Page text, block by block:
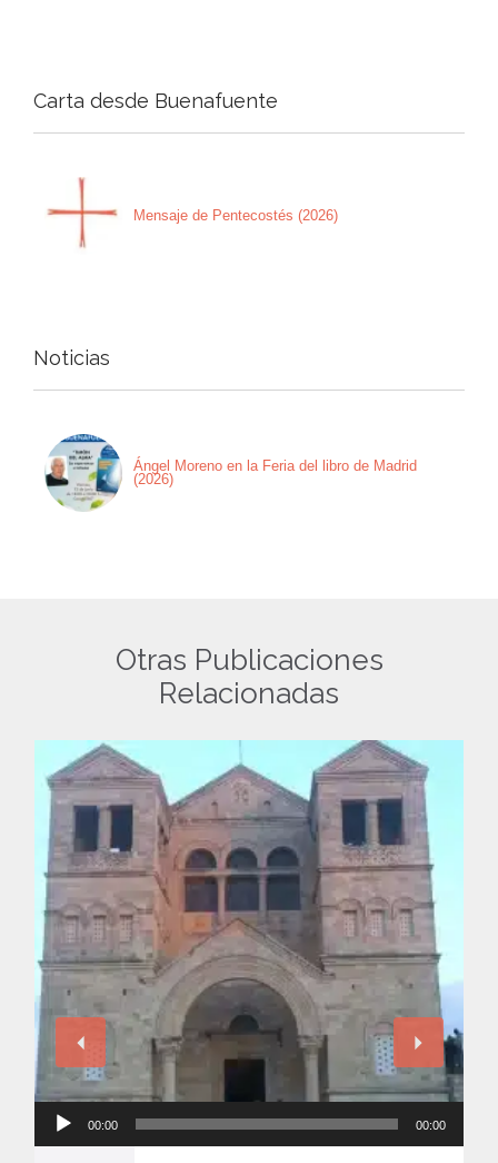
Carta desde Buenafuente
Mensaje de Pentecostés (2026)
Noticias
Ángel Moreno en la Feria del libro de Madrid
(2026)
Otras Publicaciones
Relacionadas
00:00 00:00